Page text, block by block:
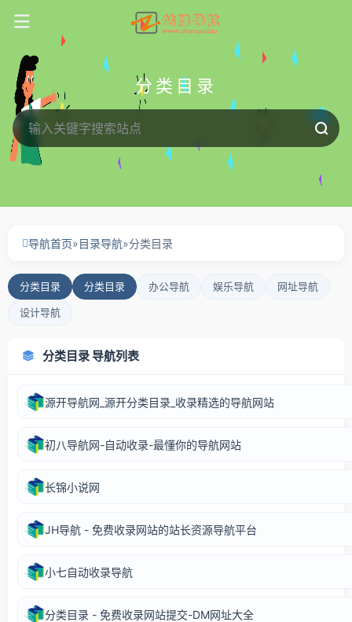
分类目录
导航首页»目录导航»分类目录
分类目录 分类目录 办公导航 娱乐导航 网址导航
设计导航
分类目录 导航列表
源开导航网_源开分类目录_收录精选的导航网站
初八导航网-自动收录-最懂你的导航网站
长锦小说网
JH导航 - 免费收录网站的站长资源导航平台
小七自动收录导航
分类目录 - 免费收录网站提交-DM网址大全